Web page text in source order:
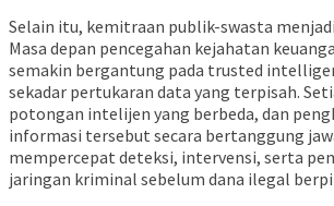
Selain itu, kemitraan publik-swasta
Masa depan pencegahan kejahatan
semakin bergantung pada trusted
sekadar pertukaran data yang terpisah.
potongan intelijen yang berbeda, dan
informasi tersebut secara bertanggung
mempercepat deteksi, intervensi, serta
jaringan kriminal sebelum dana ilegal